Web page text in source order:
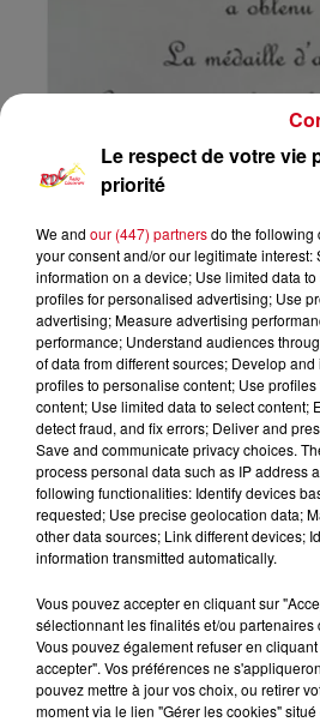
Les Infos Locales
0:00
1er mars 2024 - 9 min 39 sec
LE JOURNAL DU 01/03/
JEAN FAUP RÉCOMPENSÉE
GÉNÉRAL AGRICOLE DE
Le respect de votre vie
priorité
We and our (447) partnersdo the following
your consent and/or our legitimate interest:
information on a device; Use limited data
profiles for personalised advertising; Use
advertising; Measure advertising
performance; Understand audiences
of data from different sources; Develop
profiles to personalise content; Use
content; Use limited data to select content;
detect fraud, and fix errors; Deliver and
Save and communicate privacy choices.
process personal data such as IP address
following functionalities: Identify devices
requested; Use precise geolocation data;
other data sources; Link different devices;
information transmitted automatically.
Vous pouvez accepter en cliquant sur
sélectionnant les finalités et/ou partenaires
Vous pouvez également refuser en
accepter". Vos préférences ne
pouvez mettre à jour vos choix, ou retirer
moment via le lien "Gérer les cookies"